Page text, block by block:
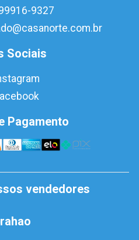
9327
Sociais
Pagamento
vendedores